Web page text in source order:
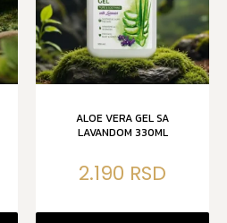
ALOE VERA GEL SA
LAVANDOM 330ML
2.190